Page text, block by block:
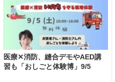
医療✕消防、縫合デモやAED講
習も「おしごと体験博」9/5